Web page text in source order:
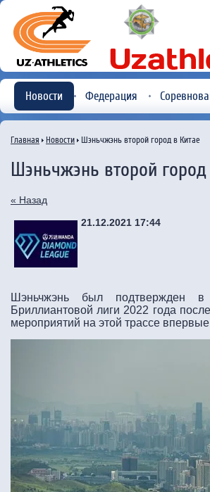
Новости Федерация
Главная Новости Шэньчжэнь второй город в Китае
Шэньчжэнь второй город
« Назад
21.12.2021 17:44
Шэньчжэнь был подтвержден в
Бриллиантовой лиги 2022 года
мероприятий на этой трассе